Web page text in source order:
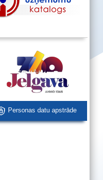
Personas datu apstrāde